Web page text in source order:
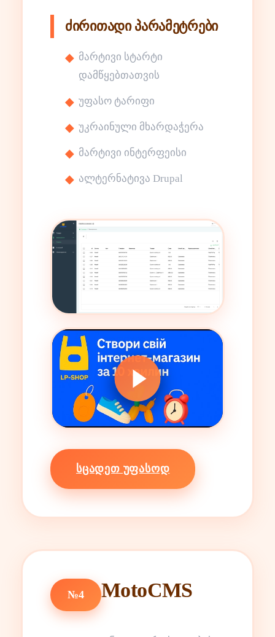
ძირითადი პარამეტრები
მარტივი სტარტი
დამწყებთათვის
უფასო ტარიფი
უკრაინული მხარდაჭერა
მარტივი ინტერფეისი
ალტერნატივა Drupal
ᲡᲪᲐᲓᲔᲗ ᲣᲤᲐᲡᲝᲓ
№4 MotoCMS